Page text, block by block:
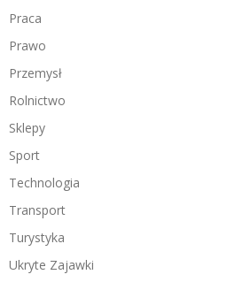
Praca
Prawo
Przemysł
Rolnictwo
Sklepy
Sport
Technologia
Transport
Turystyka
Ukryte Zajawki